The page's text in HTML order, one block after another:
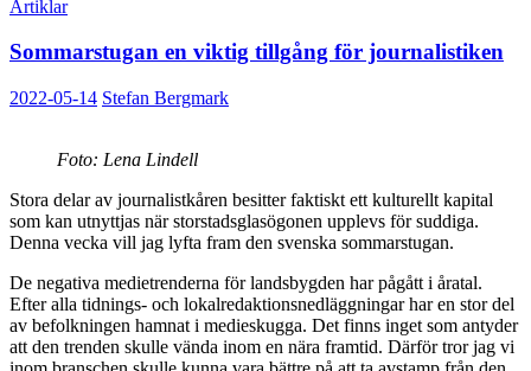
Artiklar
Sommarstugan en viktig tillgång för journalistiken
2022-05-14 Stefan Bergmark
Foto: Lena Lindell
Stora delar av journalistkåren besitter faktiskt ett kulturellt kapital
som kan utnyttjas när storstadsglasögonen upplevs för suddiga.
Denna vecka vill jag lyfta fram den svenska sommarstugan.
De negativa medietrenderna för landsbygden har pågått i åratal.
Efter alla tidnings- och lokalredaktionsnedläggningar har en stor del
av befolkningen hamnat i medieskugga. Det finns inget som antyder
att den trenden skulle vända inom en nära framtid. Därför tror jag vi